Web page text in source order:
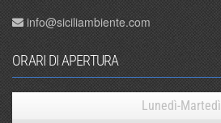
info@siciliambiente.com
ORARI DI APERTURA
Lunedì-Martedì